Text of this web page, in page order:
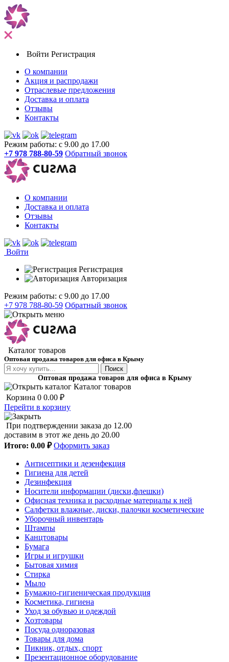
Войти Регистрация
О компании
Акция и распродажи
Отраслевые предложения
Доставка и оплата
Отзывы
Контакты
Режим работы: с 9.00 до 17.00
+7 978 788-80-59 Обратный звонок
О компании
Доставка и оплата
Отзывы
Контакты
Войти
Регистрация
Авторизация
Режим работы: с 9.00 до 17.00
+7 978 788-80-59 Обратный звонок
Каталог товаров
Оптовая продажа товаров для офиса в Крыму
Поиск
Оптовая продажа товаров для офиса в Крыму
Каталог товаров
Корзина 0 0.00 ₽
Перейти в корзину
При подтверждении заказа до 12.00
доставим в этот же день до 20.00
Итого: 0.00 ₽ Оформить заказ
Антисептики и дезенфекция
Гигиена для детей
Дезинфекция
Носители информации (диски,флешки)
Офисная техника и расходные материалы к ней
Салфетки влажные, диски, палочки косметические
Уборочный инвентарь
Штампы
Канцтовары
Бумага
Игры и игрушки
Бытовая химия
Стирка
Мыло
Бумажно-гигиеническая продукция
Косметика, гигиена
Уход за обувью и одеждой
Хозтовары
Посуда одноразовая
Товары для дома
Пикник, отдых, спорт
Презентационное оборудование